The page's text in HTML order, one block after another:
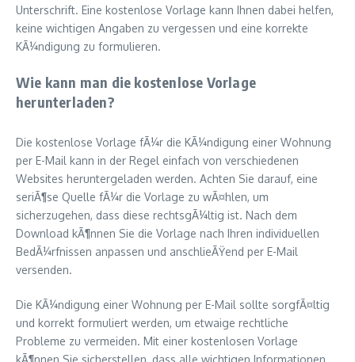
Unterschrift. Eine kostenlose Vorlage kann Ihnen dabei helfen,
keine wichtigen Angaben zu vergessen und eine korrekte
KÃ¼ndigung zu formulieren.
Wie kann man die kostenlose Vorlage
herunterladen?
Die kostenlose Vorlage fÃ¼r die KÃ¼ndigung einer Wohnung
per E-Mail kann in der Regel einfach von verschiedenen
Websites heruntergeladen werden. Achten Sie darauf, eine
seriÃ¶se Quelle fÃ¼r die Vorlage zu wÃ¤hlen, um
sicherzugehen, dass diese rechtsgÃ¼ltig ist. Nach dem
Download kÃ¶nnen Sie die Vorlage nach Ihren individuellen
BedÃ¼rfnissen anpassen und anschlieÃŸend per E-Mail
versenden.
Die KÃ¼ndigung einer Wohnung per E-Mail sollte sorgfÃ¤ltig
und korrekt formuliert werden, um etwaige rechtliche
Probleme zu vermeiden. Mit einer kostenlosen Vorlage
kÃ¶nnen Sie sicherstellen, dass alle wichtigen Informationen